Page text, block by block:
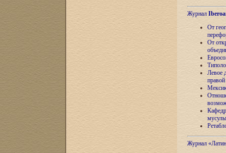
Журнал
От
От
Левое
Журнал